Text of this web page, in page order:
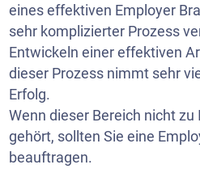
eines effektiven Employer
sehr komplizierter Prozess
Entwickeln einer effektiven
dieser Prozess nimmt sehr
Erfolg.
Wenn dieser Bereich nicht
gehört, sollten Sie eine
beauftragen.